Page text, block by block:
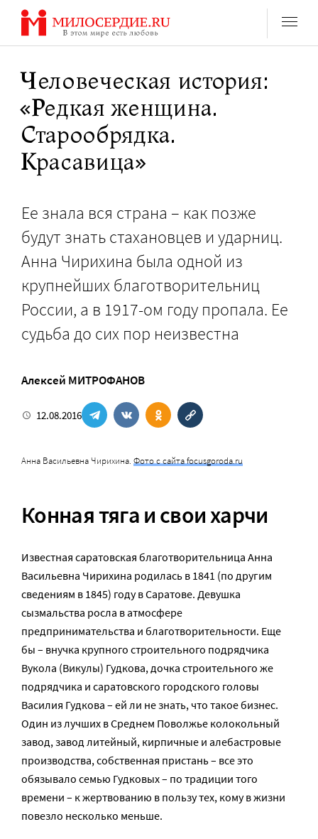
Перейти
содержанию
Человеческая история:
«Редкая женщина.
Старообрядка.
Красавица»
Ее знала вся страна – как позже
будут знать стахановцев и ударниц.
Анна Чирихина была одной из
крупнейших благотворительниц
России, а в 1917-ом году пропала. Ее
судьба до сих пор неизвестна
Алексей МИТРОФАНОВ
12.08.2016
Анна Васильевна Чирихина. Фото с сайта focusgoroda.ru
Конная тяга и свои харчи
Известная саратовская благотворительница Анна
Васильевна Чирихина родилась в 1841 (по другим
сведениям в 1845) году в Саратове. Девушка
сызмальства росла в атмосфере
предпринимательства и благотворительности. Еще
бы – внучка крупного строительного подрядчика
Вукола (Викулы) Гудкова, дочка строительного же
подрядчика и саратовского городского головы
Василия Гудкова – ей ли не знать, что такое бизнес.
Один из лучших в Среднем Поволжье колокольный
завод, завод литейный, кирпичные и алебастровые
производства, собственная пристань – все это
обязывало семью Гудковых – по традиции того
времени – к жертвованию в пользу тех, кому в жизни
повезло несколько меньше.